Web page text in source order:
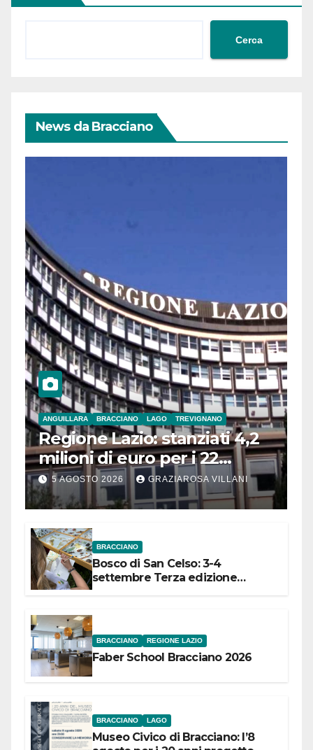
Cerca
News da Bracciano
ANGUILLARA BRACCIANO LAGO TREVIGNANO
Regione Lazio: stanziati 4,2
milioni di euro per i 22
Comuni dell’Etruria
Meridionale
5 AGOSTO 2026 GRAZIAROSA VILLANI
BRACCIANO
Bosco di San Celso: 3-4
settembre Terza edizione
BRACCIANO REGIONE LAZIO
Faber School Bracciano 2026
BRACCIANO LAGO
Museo Civico di Bracciano: l’8